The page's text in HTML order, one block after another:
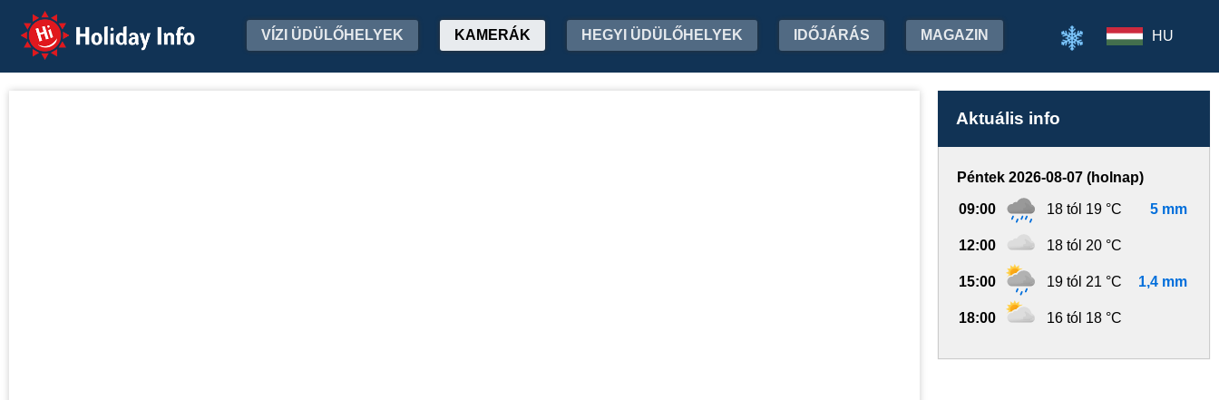
Holiday Info VÍZI ÜDÜLŐHELYEK KAMERÁK HEGYI ÜDÜLŐHELYEK IDŐJÁRÁS MAGAZIN HU
Aktuális info
Péntek 2026-08-07 (holnap)
09:00 18 tól 19 °C 5 mm
12:00 18 tól 20 °C
15:00 19 tól 21 °C 1,4 mm
18:00 16 tól 18 °C